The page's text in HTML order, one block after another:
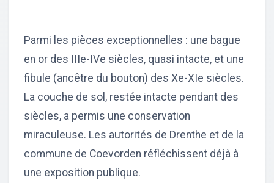
Parmi les pièces exceptionnelles : une bague
en or des IIIe-IVe siècles, quasi intacte, et une
fibule (ancêtre du bouton) des Xe-XIe siècles.
La couche de sol, restée intacte pendant des
siècles, a permis une conservation
miraculeuse. Les autorités de Drenthe et de la
commune de Coevorden réfléchissent déjà à
une exposition publique.